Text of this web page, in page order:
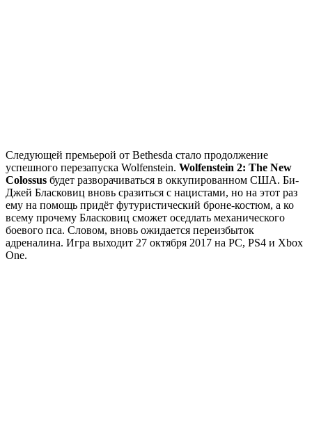
Следующей премьерой от Bethesda стало продолжение
успешного перезапуска Wolfenstein. Wolfenstein 2: The New
Colossus будет разворачиваться в оккупированном США. Би-
Джей Бласковиц вновь сразиться с нацистами, но на этот раз
ему на помощь придёт футуристический броне-костюм, а ко
всему прочему Бласковиц сможет оседлать механического
боевого пса. Словом, вновь ожидается переизбыток
адреналина. Игра выходит 27 октября 2017 на PC, PS4 и Xbox
One.